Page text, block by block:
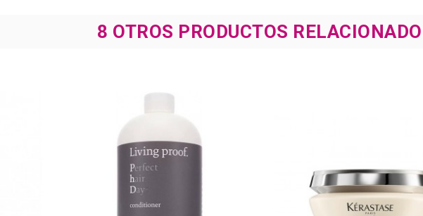
8 OTROS PRODUCTOS